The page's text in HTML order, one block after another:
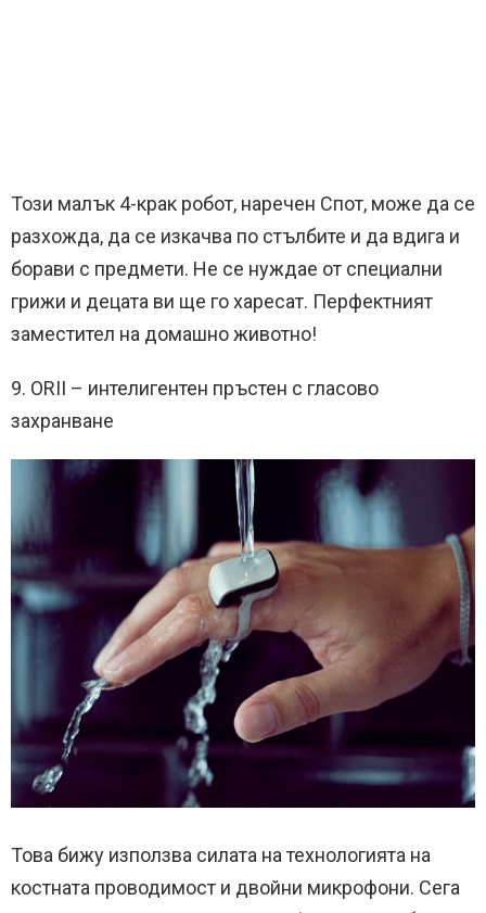
Този малък 4-крак робот, наречен Спот, може да се
разхожда, да се изкачва по стълбите и да вдига и
борави с предмети. Не се нуждае от специални
грижи и децата ви ще го харесат. Перфектният
заместител на домашно животно!
9. ORII – интелигентен пръстен с гласово
захранване
Това бижу използва силата на технологията на
костната проводимост и двойни микрофони. Сега